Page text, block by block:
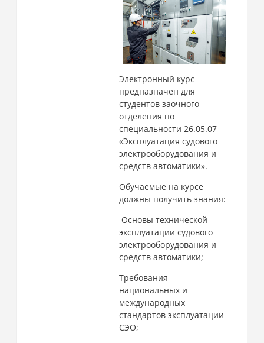
Электронный курс
предназначен для
студентов заочного
отделения по
специальности 26.05.07
«Эксплуатация судового
электрооборудования и
средств автоматики».
Обучаемые на курсе
должны получить знания:
Основы технической
эксплуатации судового
электрооборудования и
средств автоматики;
Требования
национальных и
международных
стандартов эксплуатации
СЭО;